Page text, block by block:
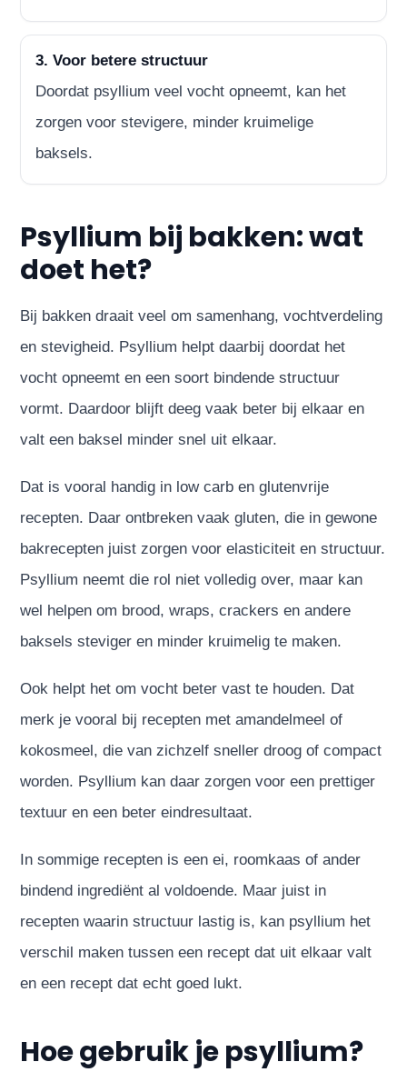
3. Voor betere structuur
Doordat psyllium veel vocht opneemt, kan het
zorgen voor stevigere, minder kruimelige
baksels.
Psyllium bij bakken: wat
doet het?
Bij bakken draait veel om samenhang, vochtverdeling
en stevigheid. Psyllium helpt daarbij doordat het
vocht opneemt en een soort bindende structuur
vormt. Daardoor blijft deeg vaak beter bij elkaar en
valt een baksel minder snel uit elkaar.
Dat is vooral handig in low carb en glutenvrije
recepten. Daar ontbreken vaak gluten, die in gewone
bakrecepten juist zorgen voor elasticiteit en structuur.
Psyllium neemt die rol niet volledig over, maar kan
wel helpen om brood, wraps, crackers en andere
baksels steviger en minder kruimelig te maken.
Ook helpt het om vocht beter vast te houden. Dat
merk je vooral bij recepten met amandelmeel of
kokosmeel, die van zichzelf sneller droog of compact
worden. Psyllium kan daar zorgen voor een prettiger
textuur en een beter eindresultaat.
In sommige recepten is een ei, roomkaas of ander
bindend ingrediënt al voldoende. Maar juist in
recepten waarin structuur lastig is, kan psyllium het
verschil maken tussen een recept dat uit elkaar valt
en een recept dat echt goed lukt.
Hoe gebruik je psyllium?